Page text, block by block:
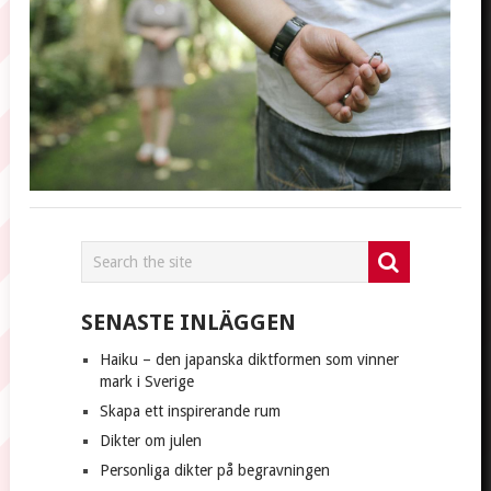
SENASTE INLÄGGEN
Haiku – den japanska diktformen som vinner
mark i Sverige
Skapa ett inspirerande rum
Dikter om julen
Personliga dikter på begravningen